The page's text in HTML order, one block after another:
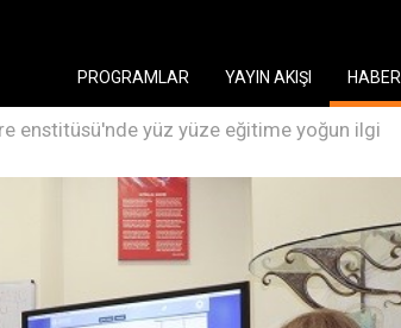
PROGRAMLAR
YAYIN AKIŞI HABER
enstitüsü'nde yüz yüze eğitime yoğun ilgi